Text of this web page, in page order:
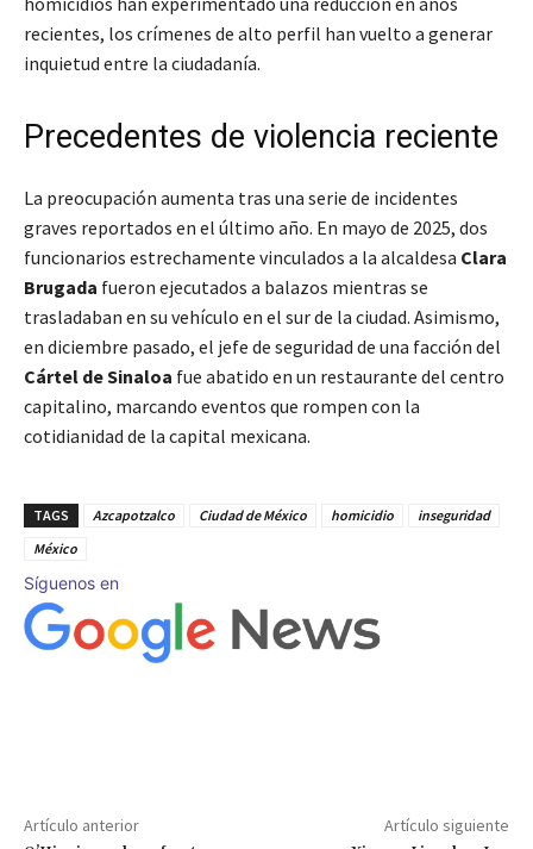
recientes, los crímenes de alto perfil han vuelto a generar
inquietud entre la ciudadanía.
Precedentes de violencia reciente
La preocupación aumenta tras una serie de incidentes
graves reportados en el último año. En mayo de 2025, dos
funcionarios estrechamente vinculados a la alcaldesa Clara
Brugada fueron ejecutados a balazos mientras se
trasladaban en su vehículo en el sur de la ciudad. Asimismo,
en diciembre pasado, el jefe de seguridad de una facción del
Cártel de Sinaloa fue abatido en un restaurante del centro
capitalino, marcando eventos que rompen con la
cotidianidad de la capital mexicana.
TAGS Azcapotzalco Ciudad de México homicidio
inseguridad
México
Síguenos en
Artículo anterior Artículo siguiente